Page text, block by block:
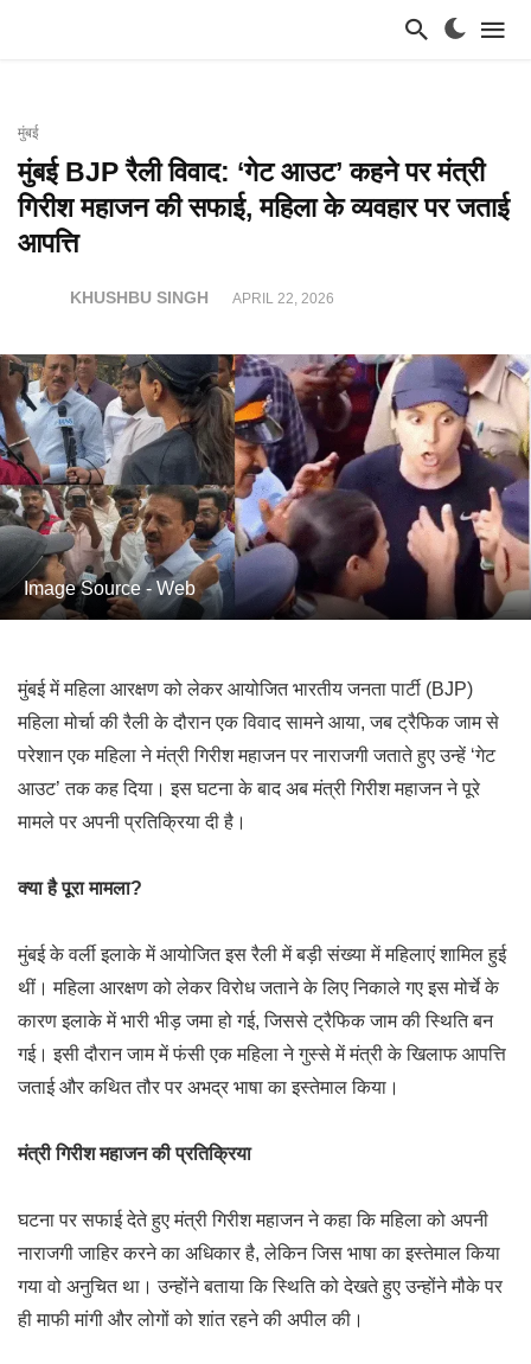
मुंबई
मुंबई BJP रैली विवाद: ‘गेट आउट’ कहने पर मंत्री
गिरीश महाजन की सफाई, महिला के व्यवहार पर जताई
आपत्ति
KHUSHBU SINGH APRIL 22, 2026
Image Source - Web
मुंबई में महिला आरक्षण को लेकर आयोजित भारतीय जनता पार्टी (BJP)
महिला मोर्चा की रैली के दौरान एक विवाद सामने आया, जब ट्रैफिक जाम से
परेशान एक महिला ने मंत्री गिरीश महाजन पर नाराजगी जताते हुए उन्हें ‘गेट
आउट’ तक कह दिया। इस घटना के बाद अब मंत्री गिरीश महाजन ने पूरे
मामले पर अपनी प्रतिक्रिया दी है।
क्या है पूरा मामला?
मुंबई के वर्ली इलाके में आयोजित इस रैली में बड़ी संख्या में महिलाएं शामिल हुई
थीं। महिला आरक्षण को लेकर विरोध जताने के लिए निकाले गए इस मोर्चे के
कारण इलाके में भारी भीड़ जमा हो गई, जिससे ट्रैफिक जाम की स्थिति बन
गई। इसी दौरान जाम में फंसी एक महिला ने गुस्से में मंत्री के खिलाफ आपत्ति
जताई और कथित तौर पर अभद्र भाषा का इस्तेमाल किया।
मंत्री गिरीश महाजन की प्रतिक्रिया
घटना पर सफाई देते हुए मंत्री गिरीश महाजन ने कहा कि महिला को अपनी
नाराजगी जाहिर करने का अधिकार है, लेकिन जिस भाषा का इस्तेमाल किया
गया वो अनुचित था। उन्होंने बताया कि स्थिति को देखते हुए उन्होंने मौके पर
ही माफी मांगी और लोगों को शांत रहने की अपील की।